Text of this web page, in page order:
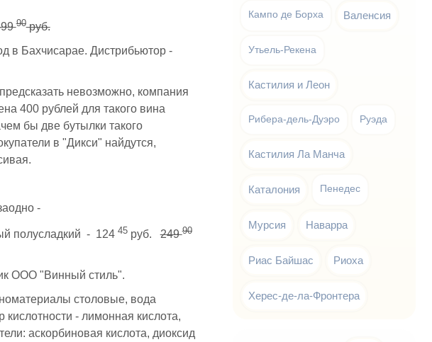
90руб.
в Бахчисарае. Дистрибьютор -
невозможно, компания
400 рублей для такого вина
бы две бутылки такого
в "Дикси" найдутся,
-
полусладкий - 124 45руб.24990
ООО "Винный стиль".
столовые, вода
- лимонная кислота,
аскорбиновая кислота, диоксид
Кампо де Борха Валенсия
Утьель-Рекена
Кастилия и Леон
Рибера-дель-Дуэро Руэда
Кастилия Ла Манча
Каталония Пенедес
Мурсия Наварра
Риас Байшас Риоха
Херес-де-ла-Фронтера